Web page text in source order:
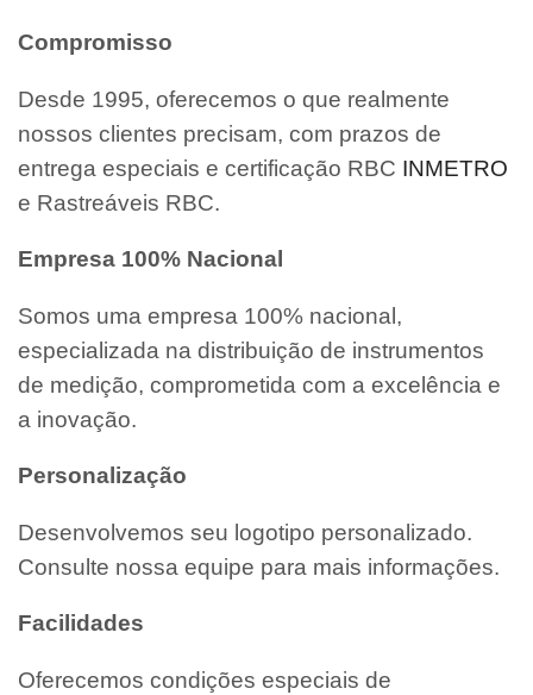
Compromisso
Desde 1995, oferecemos o que realmente
nossos clientes precisam, com prazos de
entrega especiais e certificação RBC INMETRO
e Rastreáveis RBC.
Empresa 100% Nacional
Somos uma empresa 100% nacional,
especializada na distribuição de instrumentos
de medição, comprometida com a excelência e
a inovação.
Personalização
Desenvolvemos seu logotipo personalizado.
Consulte nossa equipe para mais informações.
Facilidades
Oferecemos condições especiais de